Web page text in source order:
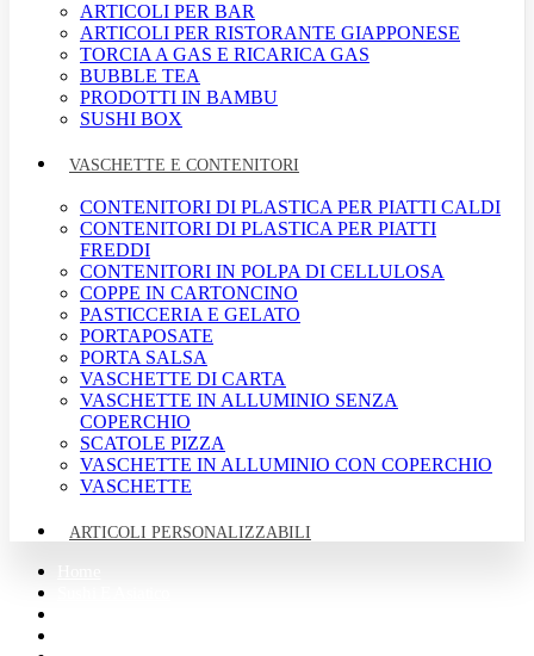
ARTICOLI PER BAR
ARTICOLI PER RISTORANTE GIAPPONESE
TORCIA A GAS E RICARICA GAS
BUBBLE TEA
PRODOTTI IN BAMBU
SUSHI BOX
VASCHETTE E CONTENITORI
CONTENITORI DI PLASTICA PER PIATTI CALDI
CONTENITORI DI PLASTICA PER PIATTI
FREDDI
CONTENITORI IN POLPA DI CELLULOSA
COPPE IN CARTONCINO
PASTICCERIA E GELATO
PORTAPOSATE
PORTA SALSA
VASCHETTE DI CARTA
VASCHETTE IN ALLUMINIO SENZA
COPERCHIO
SCATOLE PIZZA
VASCHETTE IN ALLUMINIO CON COPERCHIO
VASCHETTE
ARTICOLI PERSONALIZZABILI